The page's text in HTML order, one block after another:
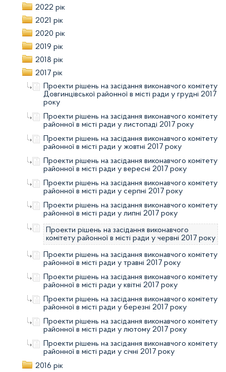
2022 рік
2021 рік
2020 рік
2019 рік
2018 рік
2017 рік
Проекти рішень на засідання виконавчого комітету
Довгинцівської районної в місті ради у грудні 2017
року
Проекти рішень на засідання виконавчого комітету
районної в місті ради у листопаді 2017 року
Проекти рішень на засідання виконавчого комітету
районної в місті ради у жовтні 2017 року
Проекти рішень на засідання виконавчого комітету
районної в місті ради у вересні 2017 року
Проекти рішень на засідання виконавчого комітету
районної в місті ради у серпні 2017 року
Проекти рішень на засідання виконавчого комітету
районної в місті ради у липні 2017 року
Проекти рішень на засідання виконавчого
комітету районної в місті ради у червні 2017 року
Проекти рішень на засідання виконавчого комітету
районної в місті ради у травні 2017 року
Проекти рішень на засідання виконавчого комітету
районної в місті ради у квітні 2017 року
Проекти рішень на засідання виконавчого комітету
районної в місті ради у березні 2017 року
Проекти рішень на засідання виконавчого комітету
районної в місті ради у лютому 2017 року
Проекти рішень на засідання виконавчого комітету
районної в місті ради у січні 2017 року
2016 рік